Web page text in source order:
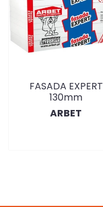
FASADA EXPERT
130mm
ARBET